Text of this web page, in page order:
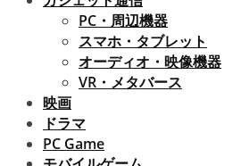
PC・周辺機器
スマホ・タブレット
オーディオ・映像機器
VR・メタバース
映画
ドラマ
PC Game